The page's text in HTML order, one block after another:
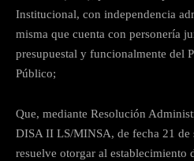
Institucional, con independencia
misma que cuenta con personería
presupuestal y funcionalmente del
Público;
Que, mediante Resolución
DISA II LS/MINSA, de fecha 21 de
resuelve otorgar al establecimiento